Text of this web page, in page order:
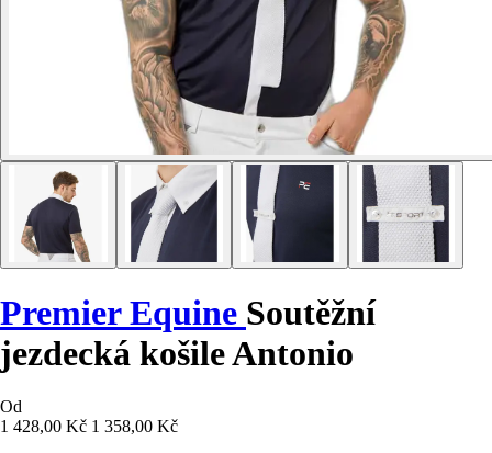
Premier Equine Soutěžní
jezdecká košile Antonio
Od
1 428,00 Kč 1 358,00 Kč